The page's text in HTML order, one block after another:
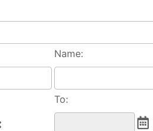
Name:
To: